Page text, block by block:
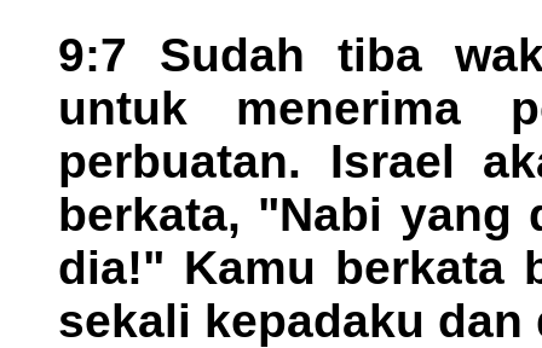
9:7 Sudah tiba
untuk menerima
perbuatan. Israel
berkata, "Nabi
dia!" Kamu berkata
sekali kepadaku